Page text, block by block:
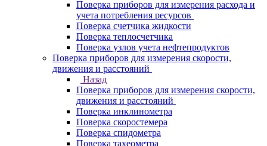
Поверка приборов для измерения расхода и
учета потребления ресурсов
Поверка счетчика жидкости
Поверка теплосчетчика
Поверка узлов учета нефтепродуктов
Поверка приборов для измерения скорости,
движения и расстояний
Назад
Поверка приборов для измерения скорости,
движения и расстояний
Поверка инклинометра
Поверка скоростемера
Поверка спидометра
Поверка тахеометра